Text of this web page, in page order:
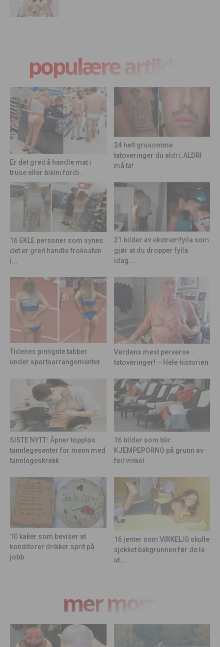
populære artikler
Er det greit å handle mat i
truse eller bikini fordi...
24 helt grusomme
tatoveringer du aldri, ALDRI
må ta!
16 EKLE personer som synes
det er greit handle frokosten
i...
21 bilder av ekstremfylla som
gjør at du dropper fylla
idag.....
Tidenes pinligste tabber
under sportsarrangementer
Verdens mest perverse
tatoveringer! – Hele historien
SISTE NYTT: Åpner toppløs
tannlegesenter for menn med
tannlegeskrekk
16 bilder som blir
KJEMPEPORNO på grunn av
feil vinkel
10 kaker som beviser at
konditorer drikker sprit på
jobb
16 jenter som VIRKELIG skulle
sjekket bakgrunnen før de la
ut...
mer moro